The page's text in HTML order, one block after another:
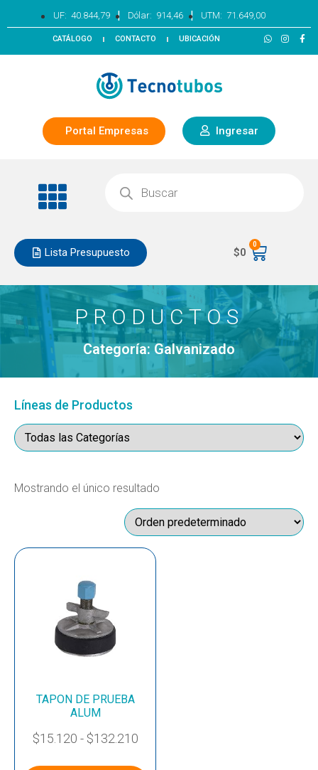
UF: 40.844,79 | Dólar: 914,46 | UTM: 71.649,00
CATÁLOGO CONTACTO UBICACIÓN
Portal Empresas Ingresar
Lista Presupuesto $0
0
PRODUCTOS
Categoría: Galvanizado
Líneas de Productos
Mostrando el único resultado
TAPON DE PRUEBA
ALUM
$15.120 - $132.210